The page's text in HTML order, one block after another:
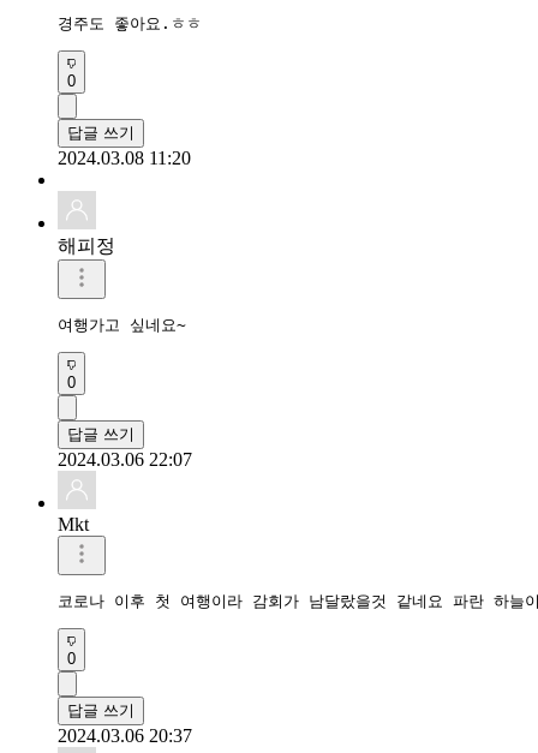
경주도 좋아요.ㅎㅎ
0
답글 쓰기
2024.03.08 11:20
해피정
여행가고 싶네요~
0
답글 쓰기
2024.03.06 22:07
Mkt
코로나 이후 첫 여행이라 감회가 남달랐을것 같네요 파란 하
0
답글 쓰기
2024.03.06 20:37